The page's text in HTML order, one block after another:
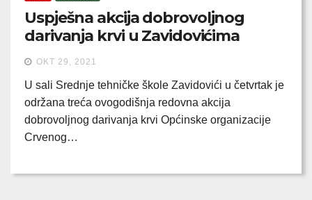
Uspješna akcija dobrovoljnog
darivanja krvi u Zavidovićima
OKT 29, 2021
U sali Srednje tehničke škole Zavidovići u četvrtak je
održana treća ovogodišnja redovna akcija
dobrovoljnog darivanja krvi Općinske organizacije
Crvenog…